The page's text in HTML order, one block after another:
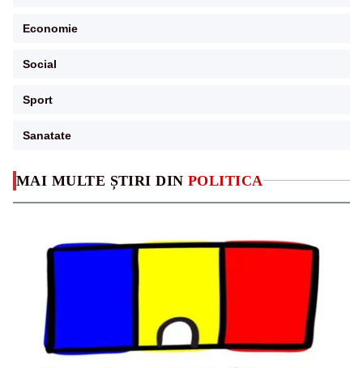
MAI MULTE ȘTIRI DIN POLITICA
Economie
Social
Sport
Sanatate